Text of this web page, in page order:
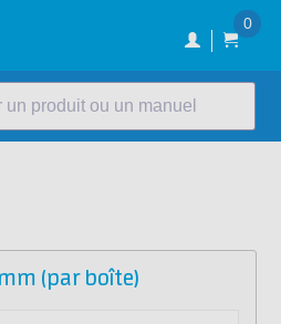
0
un produit ou un manuel
(par boîte)